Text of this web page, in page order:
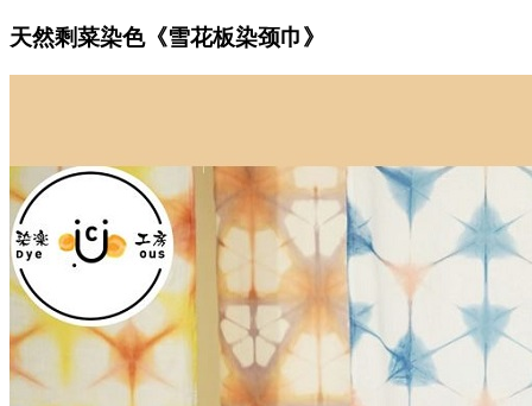
天然剩菜染色《雪花板染颈巾》